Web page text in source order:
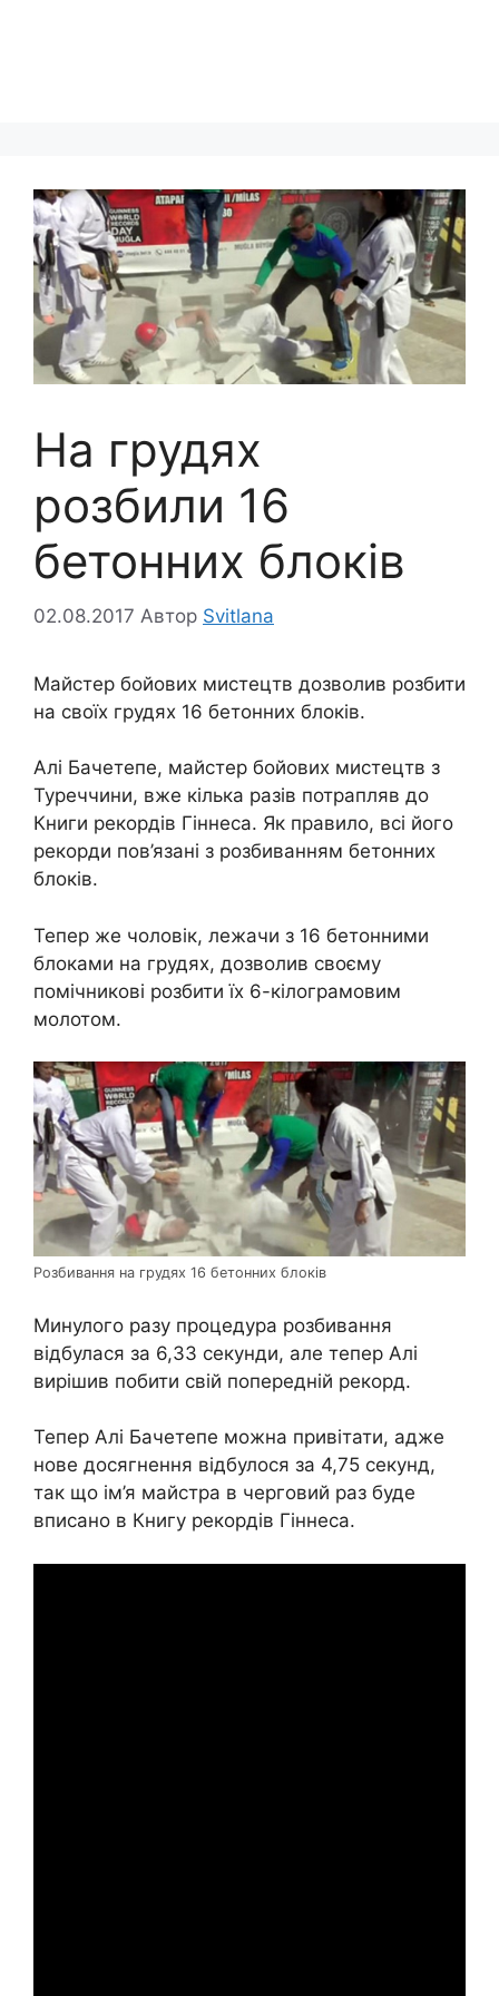
На грудях
розбили 16
бетонних блоків
02.08.2017 Автор Svitlana
Майстер бойових мистецтв дозволив розбити
на своїх грудях 16 бетонних блоків.
Алі Бачетепе, майстер бойових мистецтв з
Туреччини, вже кілька разів потрапляв до
Книги рекордів Гіннеса. Як правило, всі його
рекорди пов’язані з розбиванням бетонних
блоків.
Тепер же чоловік, лежачи з 16 бетонними
блоками на грудях, дозволив своєму
помічникові розбити їх 6-кілограмовим
молотом.
Розбивання на грудях 16 бетонних блоків
Минулого разу процедура розбивання
відбулася за 6,33 секунди, але тепер Алі
вирішив побити свій попередній рекорд.
Тепер Алі Бачетепе можна привітати, адже
нове досягнення відбулося за 4,75 секунд,
так що ім’я майстра в черговий раз буде
вписано в Книгу рекордів Гіннеса.